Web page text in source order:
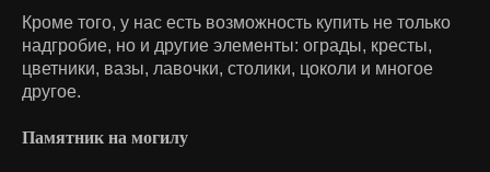
Кроме того, у нас есть возможность купить не только
надгробие, но и другие элементы: ограды, кресты,
цветники, вазы, лавочки, столики, цоколи и многое
другое.
Памятник на могилу